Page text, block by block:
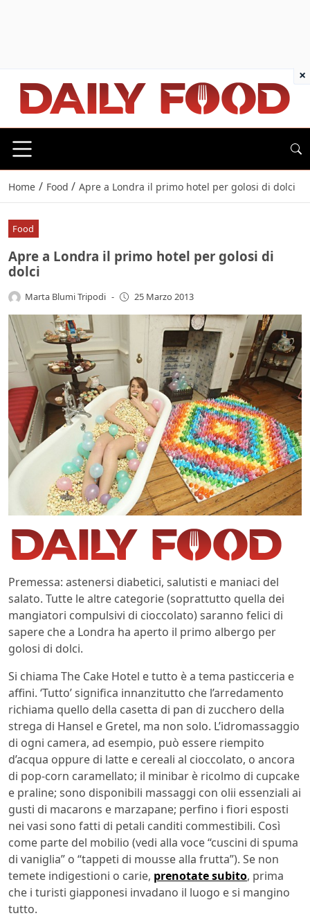
Home / Food / Apre a Londra il primo hotel per golosi di dolci
Food
Apre a Londra il primo hotel per golosi di
dolci
Marta Blumi Tripodi - 25 Marzo 2013
Premessa: astenersi diabetici, salutisti e maniaci del
salato. Tutte le altre categorie (soprattutto quella dei
mangiatori compulsivi di cioccolato) saranno felici di
sapere che a Londra ha aperto il primo albergo per
golosi di dolci.
Si chiama The Cake Hotel e tutto è a tema pasticceria e
affini. ‘Tutto’ significa innanzitutto che l’arredamento
richiama quello della casetta di pan di zucchero della
strega di Hansel e Gretel, ma non solo. L’idromassaggio
di ogni camera, ad esempio, può essere riempito
d’acqua oppure di latte e cereali al cioccolato, o ancora
di pop-corn caramellato; il minibar è ricolmo di cupcake
e praline; sono disponibili massaggi con olii essenziali ai
gusti di macarons e marzapane; perfino i fiori esposti
nei vasi sono fatti di petali canditi commestibili. Così
come parte del mobilio (vedi alla voce “cuscini di spuma
di vaniglia” o “tappeti di mousse alla frutta”). Se non
temete indigestioni o carie, prenotate subito, prima
che i turisti giapponesi invadano il luogo e si mangino
tutto.
×